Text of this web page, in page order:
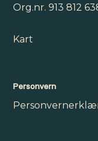
Org.nr. 913 812
Kart
Personvern